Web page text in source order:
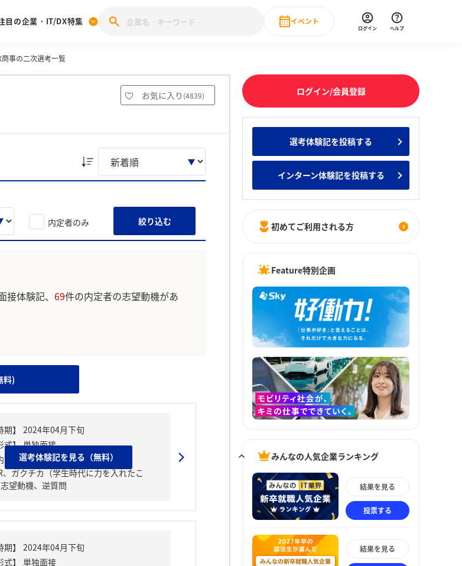
] 本選考体験記投稿キャンペーン
みんなの新卒就職人気企業ランキング みんなのインターン人気企業ランキ
目の企業・IT/DX特集
28卒 IT・DX現場社員インタビュー
イベント
直近のイベント一覧
ログイン ヘルプ
商事の二次選考一覧
お気に入り (4839)
内定者のみ 絞り込む
接体験記、 69件の内定者の志望動機があ
料)
容・課題】
、ガクチカ（学生時代に力を入れたこ
望動機、逆質問
選考体験記を見る（無料）
ログイン/会員登録
選考体験記を投稿する
インターン体験記を投稿する
初めてご利用される方
Feature特別企画
みんなの人気企業ランキング
結果を見る
投票する
結果を見る